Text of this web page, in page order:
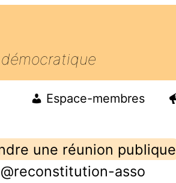
Espace-membres
une réunion publique
asso